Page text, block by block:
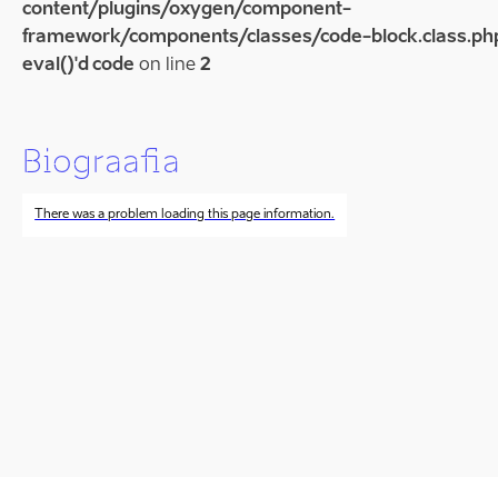
content/plugins/oxygen/component-
framework/components/classes/code-
eval()'d code on line 2
Biograafia
There was a problem loading this page information.